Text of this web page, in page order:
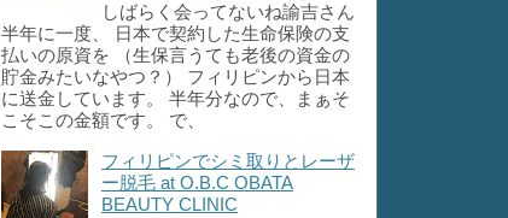
しばらく会ってないね諭吉さん
半年に一度、 日本で契約した生命保険の支
払いの原資を （生保言うても老後の資金の
貯金みたいなやつ？） フィリピンから日本
に送金しています。 半年分なので、まぁそ
こそこの金額です。 で、
フィリピンでシミ取りとレーザ
ー脱毛 at O.B.C OBATA
BEAUTY CLINIC